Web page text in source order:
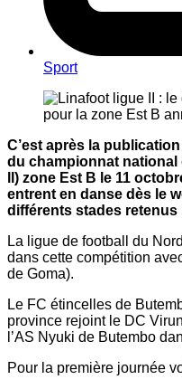
Sport
C’est après la
du championnat
ll) zone Est B le 11
entrent en danse dès le
différents stades retenus
La ligue de football du
dans cette compétition
de Goma).
Le FC étincelles de
province rejoint le DC
l’AS Nyuki de Butembo
Pour la première journée